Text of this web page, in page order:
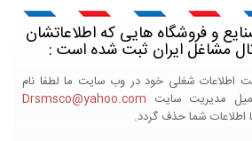
و فروشگاه هایی که اطلاعاتشان
مشاغل ایران ثبت شده است :
اطلاعات شغلی خود در وب سایت ما لطفا نام
مدیریت سایت Drsmsco@yahoo.com
اطلاعات شما حذف گردد.